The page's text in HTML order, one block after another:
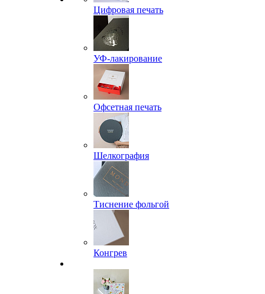
Цифровая печать
УФ-лакирование
Офсетная печать
Шелкография
Тиснение фольгой
Конгрев